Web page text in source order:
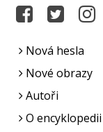
Nová hesla
Nové obrazy
Autoři
O encyklopedii